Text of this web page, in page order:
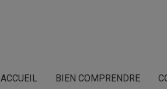
ACCUEIL BIEN COMPRENDRE